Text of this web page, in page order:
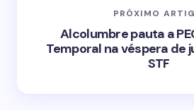
PRÓXIMO
Alcolumbre pauta a
Temporal na véspera de
STF